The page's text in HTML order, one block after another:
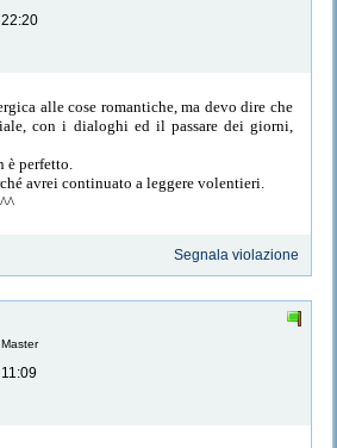
alle cose romantiche, ma devo dire che
con i dialoghi ed il passare dei giorni,
è perfetto.
avrei continuato a leggere volentieri.
Segnala violazione